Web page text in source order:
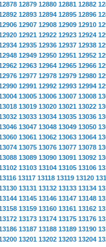
12879 12880 12881 12882
12893 12894 12895 12896
12907 12908 12909 12910
12921 12922 12923 12924
12935 12936 12937 12938
12949 12950 12951 12952
12963 12964 12965 12966
12977 12978 12979 12980
12991 12992 12993 12994
13005 13006 13007 13008
13019 13020 13021 13022
13033 13034 13035 13036
13047 13048 13049 13050
13061 13062 13063 13064
13075 13076 13077 13078
13089 13090 13091 13092
13103 13104 13105 13106
13117 13118 13119 13120
13131 13132 13133 13134
13145 13146 13147 13148
13159 13160 13161 13162
13173 13174 13175 13176
13187 13188 13189 13190
13201 13202 13203 13204